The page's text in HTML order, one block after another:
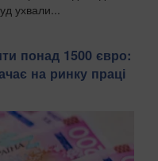
ухвали...
понад 1500 євро:
на ринку праці